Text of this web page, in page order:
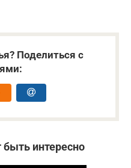
Поделиться с
интересно